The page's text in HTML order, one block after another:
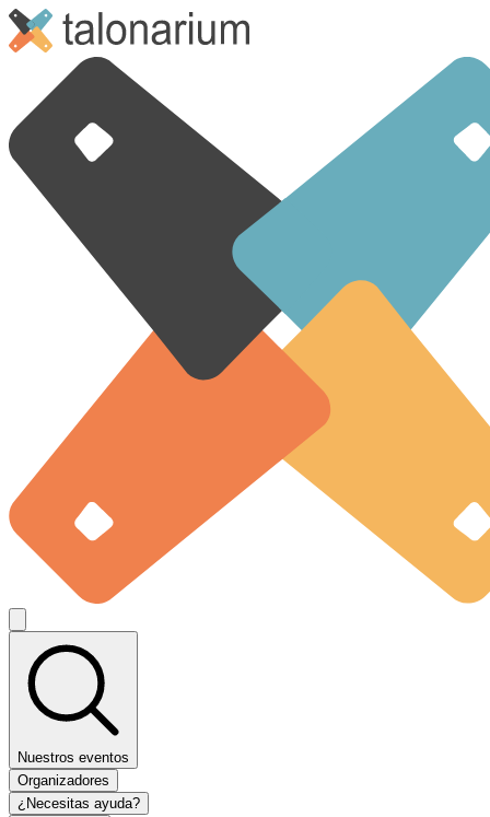
Nuestros eventos
Organizadores
¿Necesitas ayuda?